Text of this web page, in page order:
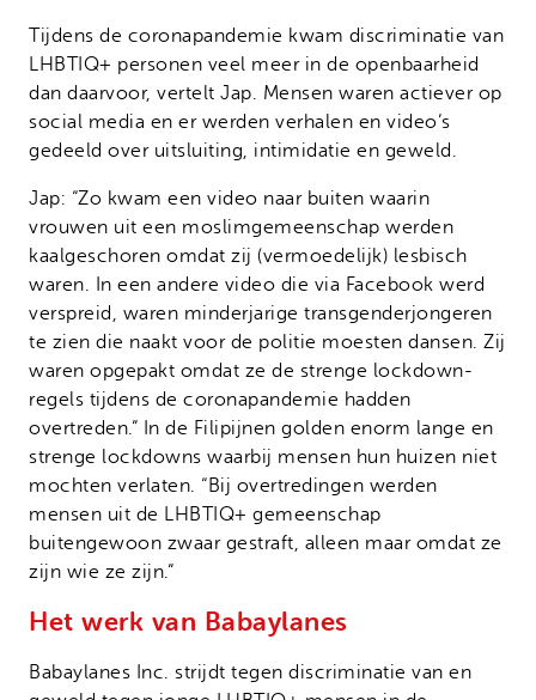
Tijdens de coronapandemie kwam discriminatie van
LHBTIQ+ personen veel meer in de openbaarheid
dan daarvoor, vertelt Jap. Mensen waren actiever op
social media en er werden verhalen en video’s
gedeeld over uitsluiting, intimidatie en geweld.
Jap: “Zo kwam een video naar buiten waarin
vrouwen uit een moslimgemeenschap werden
kaalgeschoren omdat zij (vermoedelijk) lesbisch
waren. In een andere video die via Facebook werd
verspreid, waren minderjarige transgenderjongeren
te zien die naakt voor de politie moesten dansen. Zij
waren opgepakt omdat ze de strenge lockdown-
regels tijdens de coronapandemie hadden
overtreden.” In de Filipijnen golden enorm lange en
strenge lockdowns waarbij mensen hun huizen niet
mochten verlaten. “Bij overtredingen werden
mensen uit de LHBTIQ+ gemeenschap
buitengewoon zwaar gestraft, alleen maar omdat ze
zijn wie ze zijn.”
Het werk van Babaylanes
Babaylanes Inc. strijdt tegen discriminatie van en